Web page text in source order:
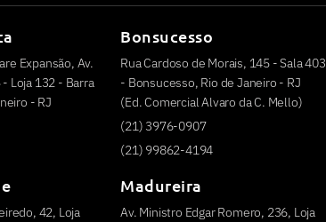
Expansão, Av.
Loja 132 - Barra
- RJ
Bonsucesso
Rua Cardoso de Morais, 145 - Sala 403
- Bonsucesso, Rio de Janeiro - RJ
(Ed. Comercial Alvaro da C. Mello)
(21) 3976-0907
(21) 99862-4194
42, Loja
Madureira
Av. Ministro Edgar Romero, 236, Loja